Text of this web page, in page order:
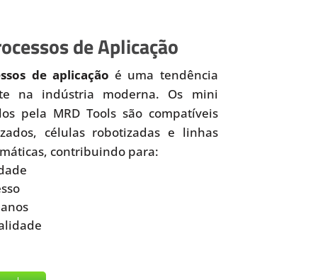
de Aplicação
de aplicação é uma tendência
na indústria moderna. Os mini
pela MRD Tools são compatíveis
células robotizadas e linhas
contribuindo para: